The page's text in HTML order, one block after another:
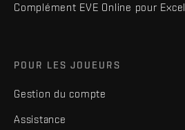
Complément EVE Online pour Excel
POUR LES JOUEURS
Gestion du compte
Assistance